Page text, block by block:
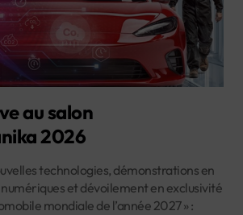
au salon
2026
technologies, démonstrations en
et dévoilement en exclusivité
mondiale de l’année 2027 » :